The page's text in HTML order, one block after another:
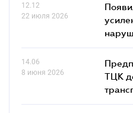
12.12
22 июля 2026
14.06
8 июня 2026
ТЦК